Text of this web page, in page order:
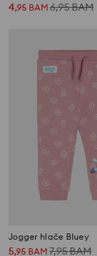
4,95 BAM 6,95BAM
Jogger hlače Bluey
5,95 BAM 7,95BAM